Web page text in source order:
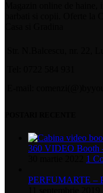
360 VIDEO Booth
1
PERFUMARTE –